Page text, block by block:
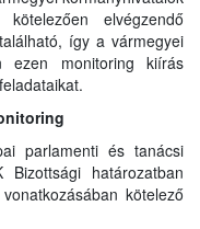
elvégzendő
így a vármegyei
ezen monitoring kiírás
parlamenti és tanácsi
Bizottsági határozatban
kötelező